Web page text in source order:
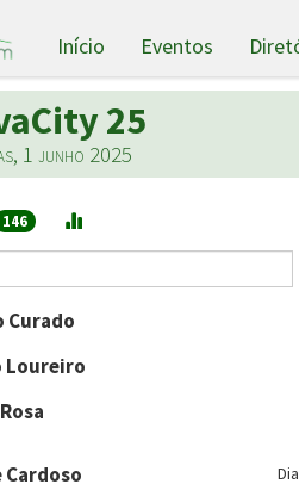
Início Eventos
25
1 junho 2025
146
Curado
Loureiro
Cardoso